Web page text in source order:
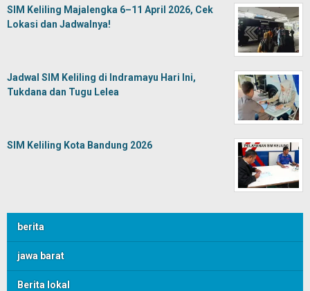
SIM Keliling Majalengka 6–11 April 2026, Cek
Lokasi dan Jadwalnya!
Jadwal SIM Keliling di Indramayu Hari Ini,
Tukdana dan Tugu Lelea
SIM Keliling Kota Bandung 2026
berita
jawa barat
Berita lokal